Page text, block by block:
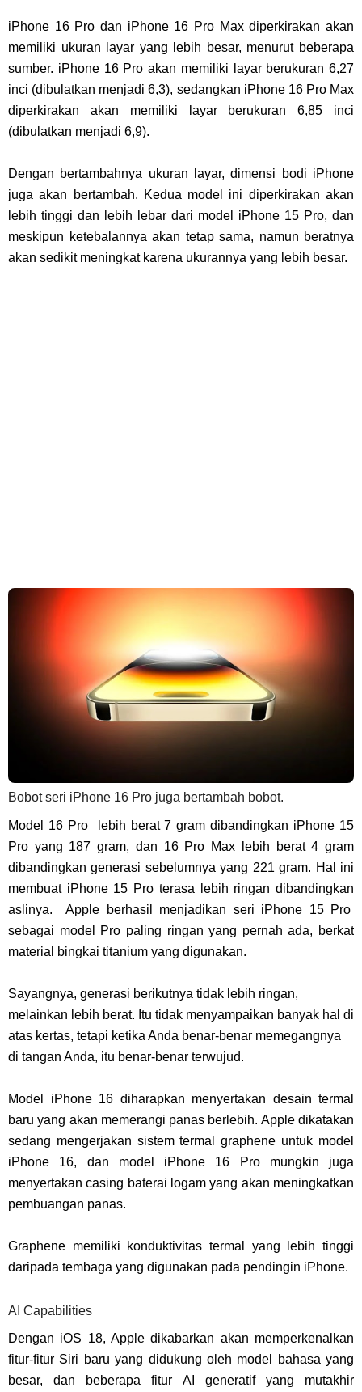
iPhone 16 Pro dan iPhone 16 Pro Max diperkirakan akan
memiliki ukuran layar yang lebih besar, menurut beberapa
sumber. iPhone 16 Pro akan memiliki layar berukuran 6,27
inci (dibulatkan menjadi 6,3), sedangkan iPhone 16 Pro Max
diperkirakan akan memiliki layar berukuran 6,85 inci
(dibulatkan menjadi 6,9).
Dengan bertambahnya ukuran layar, dimensi bodi iPhone
juga akan bertambah. Kedua model ini diperkirakan akan
lebih tinggi dan lebih lebar dari model iPhone 15 Pro, dan
meskipun ketebalannya akan tetap sama, namun beratnya
akan sedikit meningkat karena ukurannya yang lebih besar.
Bobot seri iPhone 16 Pro juga bertambah bobot.
Model 16 Pro lebih berat 7 gram dibandingkan iPhone 15
Pro yang 187 gram, dan 16 Pro Max lebih berat 4 gram
dibandingkan generasi sebelumnya yang 221 gram. Hal ini
membuat iPhone 15 Pro terasa lebih ringan dibandingkan
aslinya. Apple berhasil menjadikan seri iPhone 15 Pro
sebagai model Pro paling ringan yang pernah ada, berkat
material bingkai titanium yang digunakan.
Sayangnya, generasi berikutnya tidak lebih ringan,
melainkan lebih berat. Itu tidak menyampaikan banyak hal di
atas kertas, tetapi ketika Anda benar-benar memegangnya
di tangan Anda, itu benar-benar terwujud.
Model iPhone 16 diharapkan menyertakan desain termal
baru yang akan memerangi panas berlebih. Apple dikatakan
sedang mengerjakan sistem termal graphene untuk model
iPhone 16, dan model iPhone 16 Pro mungkin juga
menyertakan casing baterai logam yang akan meningkatkan
pembuangan panas.
Graphene memiliki konduktivitas termal yang lebih tinggi
daripada tembaga yang digunakan pada pendingin iPhone.
AI Capabilities
Dengan iOS 18, Apple dikabarkan akan memperkenalkan
fitur-fitur Siri baru yang didukung oleh model bahasa yang
besar, dan beberapa fitur AI generatif yang mutakhir